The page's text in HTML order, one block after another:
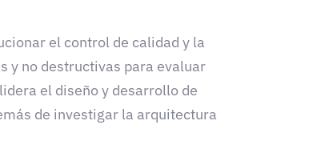
el control de calidad y la
y no destructivas para evaluar
lidera el diseño y desarrollo de
de investigar la arquitectura